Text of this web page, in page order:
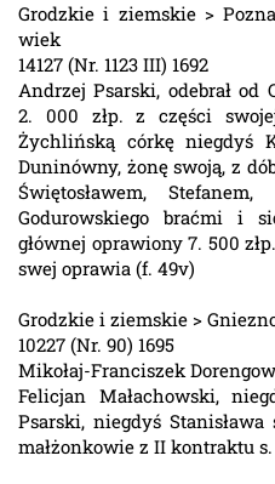
Grodzkie i ziemskie >
wiek
14127 (Nr. 1123 III) 1692
Andrzej Psarski, odebrał od
2. 000 złp. z części
Żychlińską córkę niegdyś
Duninówny, żonę swoją, z
Świętosławem,
Godurowskiego braćmi i
głównej oprawiony 7. 500
swej oprawia (f. 49v)
Grodzkie i ziemskie >
10227 (Nr. 90) 1695
Mikołaj-Franciszek
Felicjan Małachowski,
Psarski, niegdyś
małżonkowie z II kontraktu s.